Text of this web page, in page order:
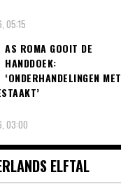
05:15
AS ROMA GOOIT DE
HANDDOEK:
‘ONDERHANDELINGEN MET
03:00
ELFTAL